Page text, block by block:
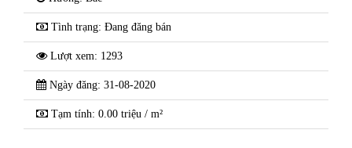
Tình trạng: Đang đăng bán
Lượt xem: 1293
Ngày đăng: 31-08-2020
Tạm tính: 0.00 triệu / m²